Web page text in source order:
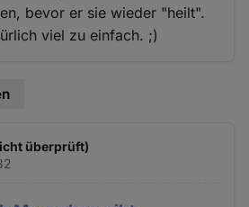
bevor er sie wieder "heilt".
viel zu einfach. ;)
überprüft)